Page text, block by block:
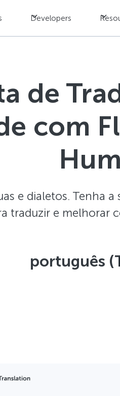
Developers
de
com
e dialetos. Tenha
traduzir e melhorar
português